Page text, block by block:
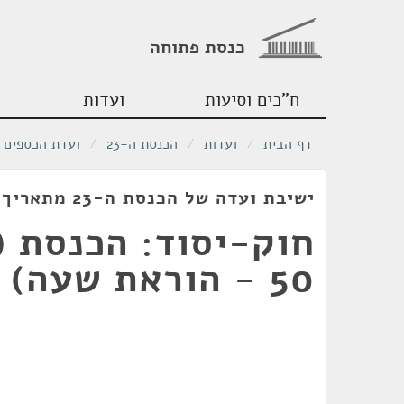
כנסת פתוחה
ח"כים וסיעות ועדות
דף הבית / ועדות / הכנסת ה-23 / ועדת הכספים
ישיבת ועדה של הכנסת ה-23 מתאריך 23/08/2020
חוק-יסוד: הכנסת
50 - הוראת שעה)